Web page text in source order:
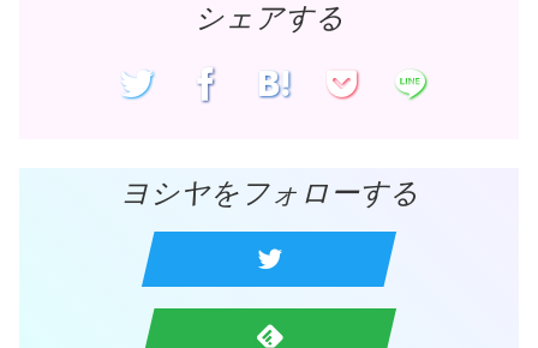
シェアする
ヨシヤをフォローする